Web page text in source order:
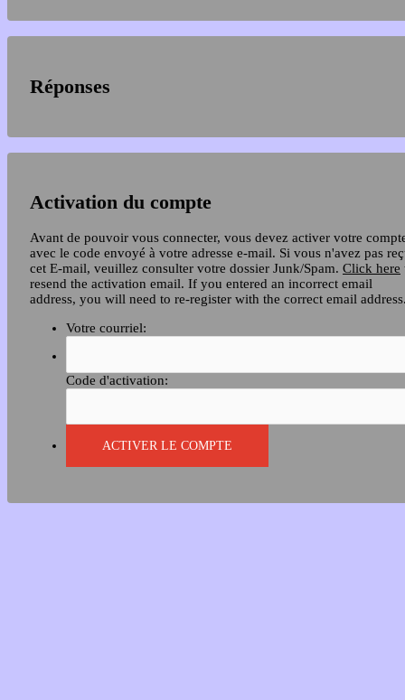
Réponses
Activation du compte
Avant de pouvoir vous connecter, vous devez activer votre
avec le code envoyé à votre adresse e-mail. Si vous n'avez pas
cet E-mail, veuillez consulter votre dossier Junk/Spam. Click here
resend the activation email. If you entered an incorrect email
address, you will need to re-register with the correct email
Votre courriel:
Code d'activation: